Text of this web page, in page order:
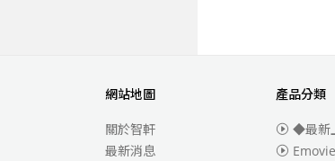
網站地圖
關於智軒
最新消息
產品分類
◆最新